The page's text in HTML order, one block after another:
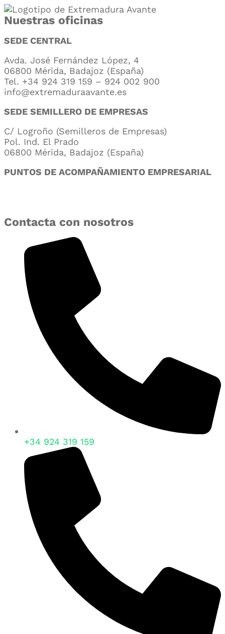
Nuestras oficinas
SEDE CENTRAL
Avda. José Fernández López, 4
06800 Mérida, Badajoz (España)
Tel. +34 924 319 159 – 924 002 900
info@extremaduraavante.es
SEDE SEMILLERO DE EMPRESAS
C/ Logroño (Semilleros de Empresas)
Pol. Ind. El Prado
06800 Mérida, Badajoz (España)
PUNTOS DE ACOMPAÑAMIENTO EMPRESARIAL
Contacta con nosotros
+34 924 319 159